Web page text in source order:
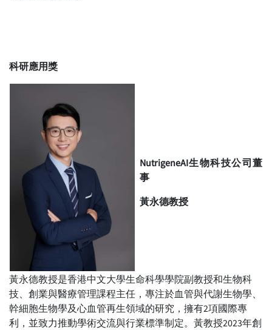
科研應用獎
NutrigeneAI生物科技公司董
事
黃永德教授
黃永德教授是香港中文大學生命科學學院副教授和生物科
技、創業與醫療管理課程主任，專注於血管與代謝生物學、
幹細胞生物學及心血管再生領域的研究，擁有2項國際專
利，並致力推動學術交流與行業標準制定。黃教授2023年創